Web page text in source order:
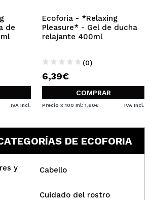
revisar el estado de tus
tus operaciones anteriores.
CREAR CUENTA
de
IVA Incl.
Ecoforia - *Relaxing
Pleasure* - Gel de ducha
relajante 400ml
(0)
6,39€
COMPRAR
Precio x 100 ml: 1,60€ IVA Incl.
DE ECOFORIA
y
Cabello
Cuidado del rostro